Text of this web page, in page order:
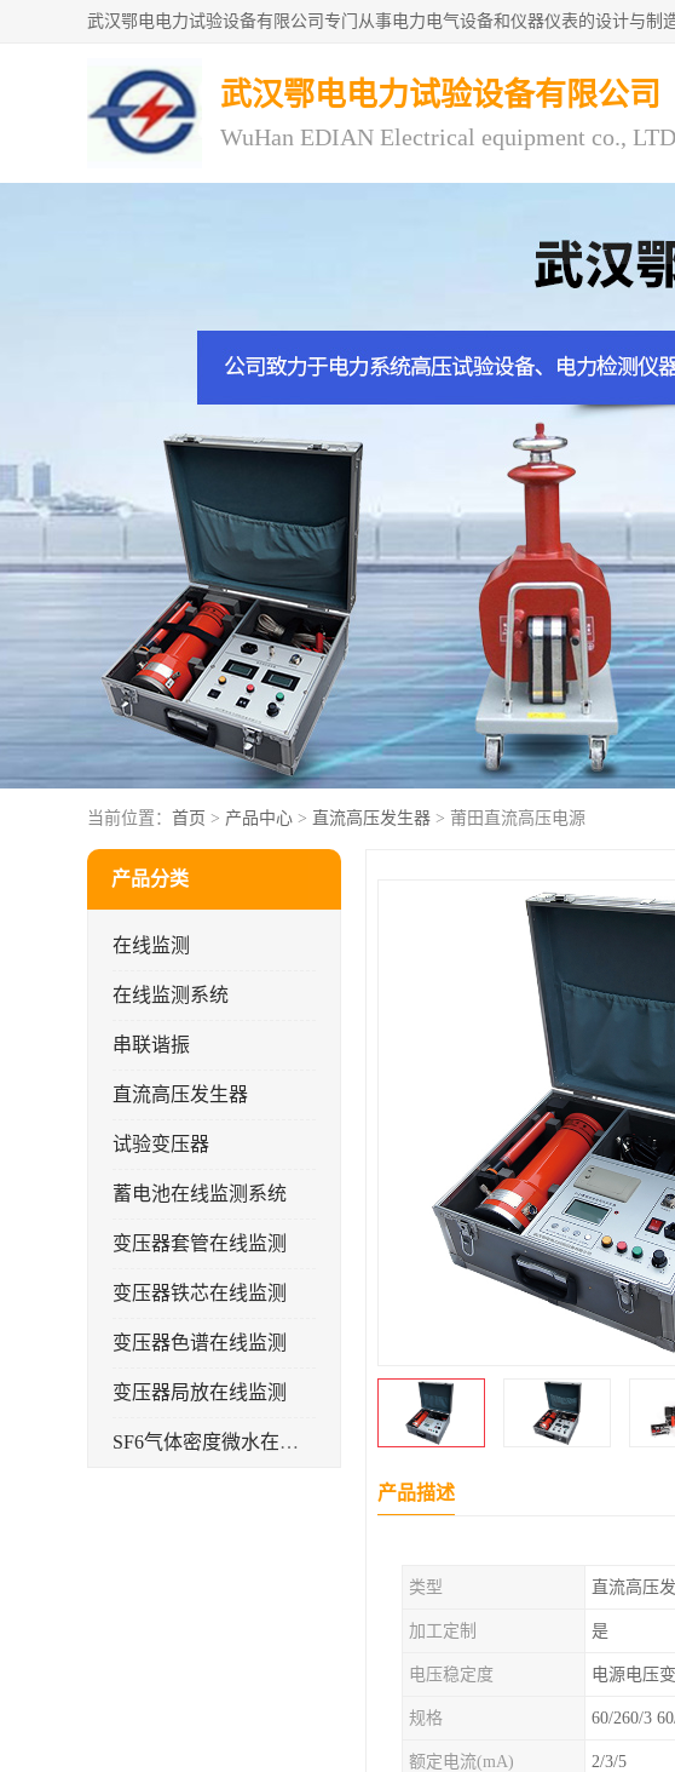
武汉鄂电电力试验设备有限公司
WuHan EDIAN Electrical equipment co., LTD
当前位置： 首页 > 产品中心 > 直流高压发生器 > 莆田直流高压电源
产品分类
在线监测
在线监测系统
串联谐振
直流高压发生器
试验变压器
蓄电池在线监测系统
变压器套管在线监测
变压器铁芯在线监测
变压器色谱在线监测
变压器局放在线监测
SF6气体密度微水在线监测系统
产品描述
类型 直流高压
加工定制 是
电压稳定度 电源电压
规格 60/260/3
额定电流(mA) 2/3/5